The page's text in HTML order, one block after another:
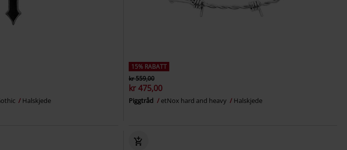
Halskjede
15% RABATT
kr 559,00
kr 475,00
Piggtråd etNox hard and heavy Halskjede